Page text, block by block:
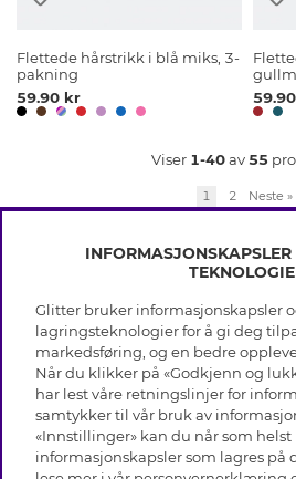
Flettede hårstrikk i blå miks, 3-
pakning
59.90 kr
Viser 1-40av 55
1 2 Neste »
INFO
Vilkår
Personvern
Cookies
Jobb hos
OM GLITTER
Black Friday
Våre butikker
Varemerker
HJELP
Glitter bruker informasjonskapsler
lagringsteknologier for å gi deg
markedsføring, og en bedre
Når du klikker på «Godkjenn og
har lest våre retningslinjer for
samtykker til vår bruk av
«Innstillinger» kan du når som
informasjonskapsler som lagres på